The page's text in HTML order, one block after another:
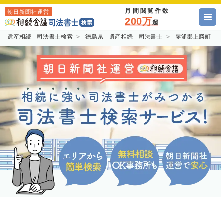
朝日新聞社運営 月間閲覧件数
200万超
遺産相続 司法書士検索 徳島県 遺産相続 司法書士 勝浦郡上勝町